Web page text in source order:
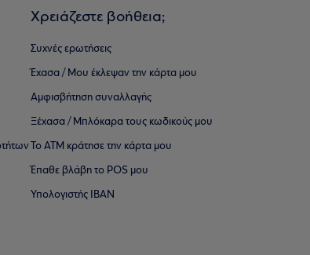
Χρειάζεστε βοήθεια;
Συχνές ερωτήσεις
Έχασα / Μου έκλεψαν την κάρτα μου
Αμφισβήτηση συναλλαγής
Ξέχασα / Μπλόκαρα τους κωδικούς μου
Το ΑΤΜ κράτησε την κάρτα μου
Έπαθε βλάβη το POS μου
Υπολογιστής IBAN